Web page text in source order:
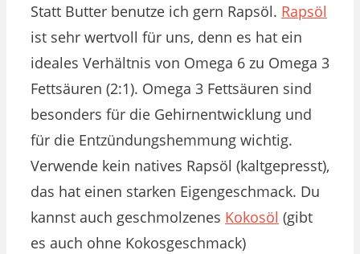
Statt Butter benutze ich gern Rapsöl. Rapsöl
ist sehr wertvoll für uns, denn es hat ein
ideales Verhältnis von Omega 6 zu Omega 3
Fettsäuren (2:1). Omega 3 Fettsäuren sind
besonders für die Gehirnentwicklung und
für die Entzündungshemmung wichtig.
Verwende kein natives Rapsöl (kaltgepresst),
das hat einen starken Eigengeschmack. Du
kannst auch geschmolzenes Kokosöl (gibt
es auch ohne Kokosgeschmack)